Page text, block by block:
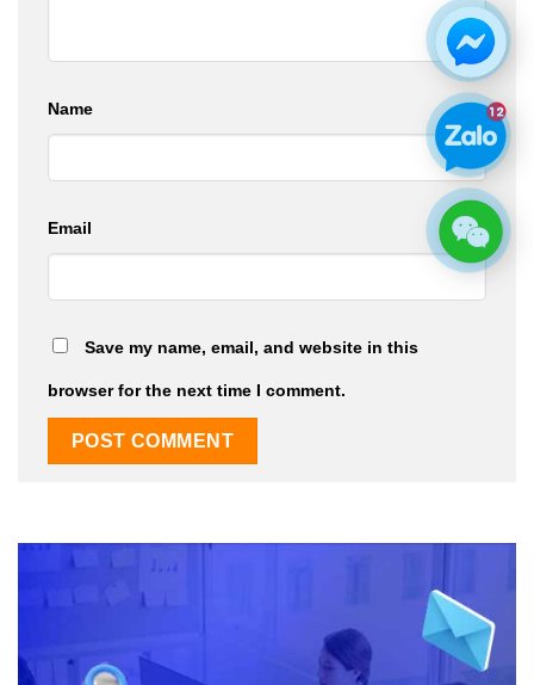
Name
Email
Save my name, email, and website in this
browser for the next time I comment.